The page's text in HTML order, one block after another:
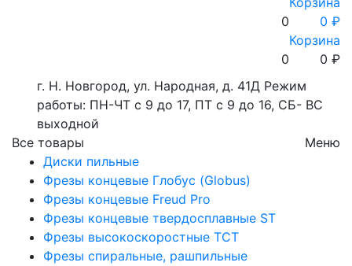
0
0 ₽
0
Корзина
0 ₽
г. Н. Новгород, ул. Народная, д. 41Д Режим
работы: ПН-ЧТ с 9 до 17, ПТ с 9 до 16, СБ- ВС
выходной
Все товары
Диски пильные
Фрезы концевые Глобус (Globus)
Фрезы концевые Freud Pro
Фрезы концевые твердосплавные ST
Фрезы высокоскоростные ТСТ
Фрезы спиральные, рашпильные
Меню